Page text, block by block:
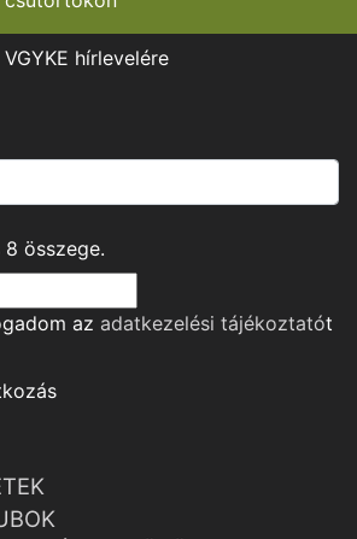
hírlevelére
8 összege.
az adatkezelési tájékoztatót